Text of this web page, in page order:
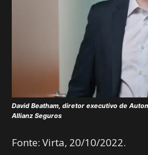
David Beatham, diretor executivo de
Allianz Seguros
Fonte: Virta, 20/10/2022.